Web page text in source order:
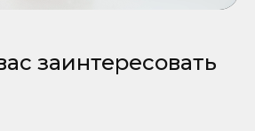
заинтересовать
Перейти к товару ↗